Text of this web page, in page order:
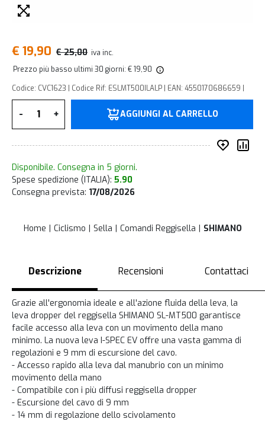
€ 19,90 € 25,00 iva inc.
Prezzo più basso ultimi 30 giorni: € 19,90
Codice: CVC1623 | Codice Rif: ESLMT500ILALP | EAN: 4550170686659 |
- + AGGIUNGI AL CARRELLO
Disponibile. Consegna in 5 giorni.
Spese spedizione (ITALIA): 5.90
Consegna prevista: 17/08/2026
Home Ciclismo Sella Comandi Reggisella SHIMANO
Descrizione Recensioni Contattaci
Grazie all'ergonomia ideale e all'azione fluida della leva, la
leva dropper del reggisella SHIMANO SL-MT500 garantisce
facile accesso alla leva con un movimento della mano
minimo. La nuova leva I-SPEC EV offre una vasta gamma di
regolazioni e 9 mm di escursione del cavo.
- Accesso rapido alla leva dal manubrio con un minimo
movimento della mano
- Compatibile con i più diffusi reggisella dropper
- Escursione del cavo di 9 mm
- 14 mm di regolazione dello scivolamento